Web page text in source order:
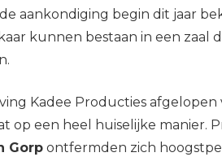
aankondiging begin dit jaar
kunnen bestaan in een zaal
Kadee Producties
op een heel huiselijke manier.
Gorpontfermden zich